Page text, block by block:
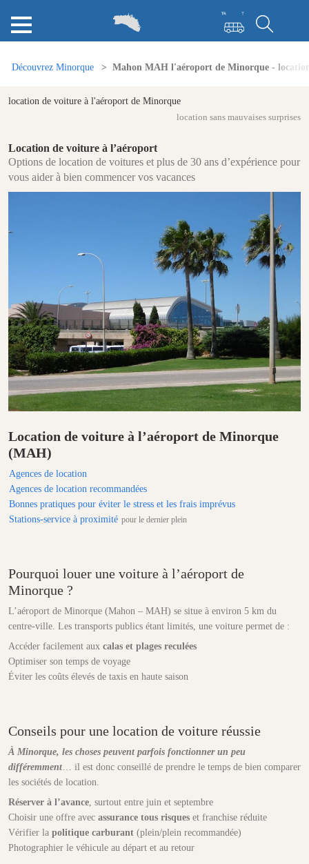
Découvrez Minorque Mahon MAH l'aéroport de Minorque -
location de voiture à l'aéroport de Minorque
location sans mauvaises surprises
Location de voiture à l’aéroport
Options de location de voitures et plus de 30 ans d’expérience pour
vous aider à bien commencer vos vacances
Location de voiture à l’aéroport de Minorque
(MAH)
Agences de location
Agences de location recommandées
Bonnes pratiques pour éviter le stress et les frais imprévus
Stations-service à proximité pour le dernier plein
Pourquoi louer une voiture à l’aéroport de
Minorque ?
L’aéroport de Minorque (Mahon – MAH) se situe à environ 5 km du
centre-ville. Les transports publics étant limités, une voiture permet de :
Accéder facilement aux calas et plages reculées
Optimiser son temps de voyage
Éviter les coûts élevés de taxis en haute saison
Conseils pour une location de voiture réussie
À Minorque, les choses peuvent parfois fonctionner un peu
différemment… il est donc conseillé de prendre le temps de bien comparer
les sociétés de location.
Réserver à l’avance, surtout entre juin et septembre
Choisir une offre avec assurance tous risques et franchise réduite
Vérifier la politique carburant (plein/plein recommandée)
Photographier le véhicule au départ et au retour